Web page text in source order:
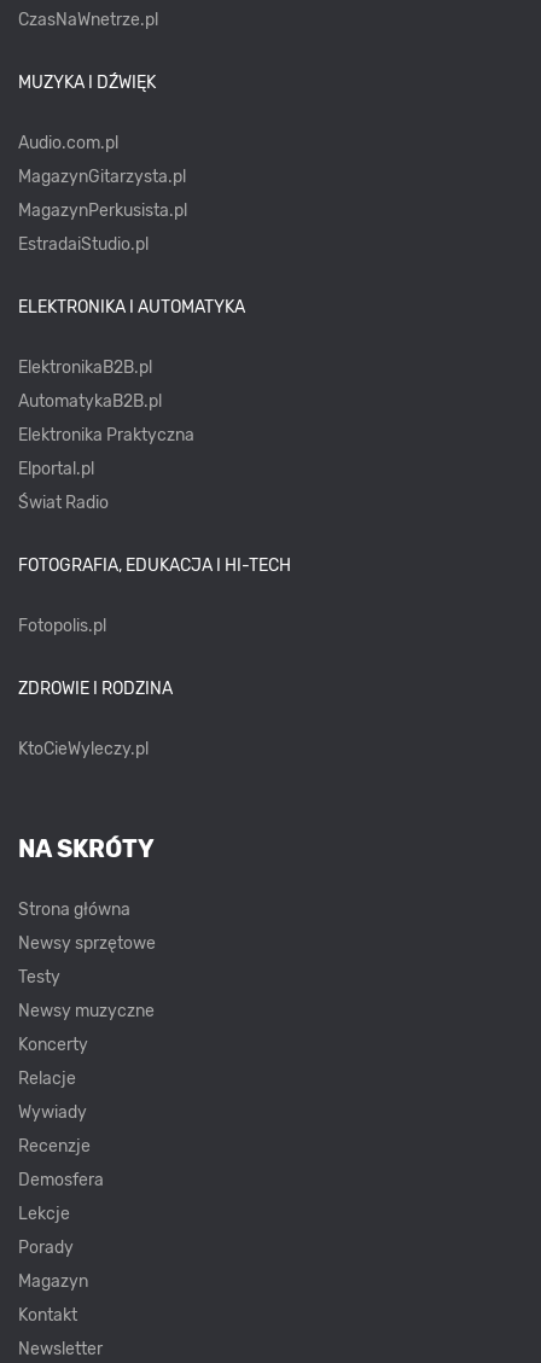
CzasNaWnetrze.pl
MUZYKA I DŹWIĘK
Audio.com.pl
MagazynGitarzysta.pl
MagazynPerkusista.pl
EstradaiStudio.pl
ELEKTRONIKA I AUTOMATYKA
ElektronikaB2B.pl
AutomatykaB2B.pl
Elektronika Praktyczna
Elportal.pl
Świat Radio
FOTOGRAFIA, EDUKACJA I HI-TECH
Fotopolis.pl
ZDROWIE I RODZINA
KtoCieWyleczy.pl
NA SKRÓTY
Strona główna
Newsy sprzętowe
Testy
Newsy muzyczne
Koncerty
Relacje
Wywiady
Recenzje
Demosfera
Lekcje
Porady
Magazyn
Kontakt
Newsletter